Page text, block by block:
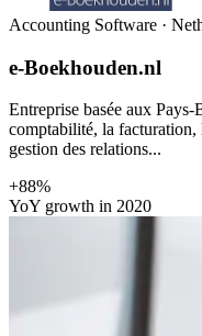
Accounting Software ·
e-Boekhouden.nl
Entreprise basée aux
comptabilité, la facturation,
gestion des relations...
+88%
YoY growth in 2020